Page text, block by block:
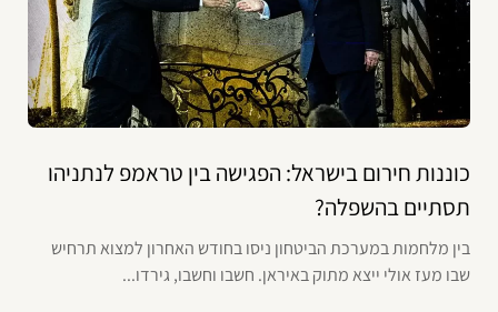
כוננות חירום בישראל: הפגישה בין טראמפ לנתניהו
תסתיים בהשפלה?
בין מלחמות במערכת הביטחון ניסו בחודש האחרון למצוא תרחיש
שבו מעז אולי ייצא מתוק באיראן. חשבו וחשבו, גירדו...